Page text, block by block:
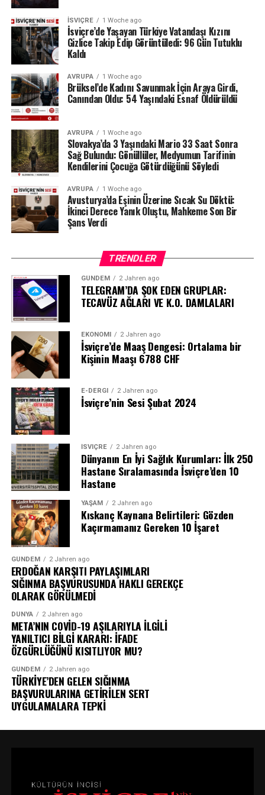
olmadığını savunan sanatçı, derneğin tüm harcama ve
belgelerinin şeffaf olduğunu, İçişleri Bakanlığı
tarafından da düzenli olarak denetlendiğini hatırlattı.
Milyonlarca liralık para transferleri ve şoförün iddiaları
üzerinden derinleşen soruşturmada gözler, yargı
makamlarının atacağı bir sonraki adıma çevrilmiş
durumda.#ahbap #sondakika
İSVIÇRE 1 Woche ago
İsviçre’de Yaşayan Türkiye Vatandaşı Kızını
Gizlice Takip Edip Görüntüledi: 96 Gün Tutuklu
Kaldı
AVRUPA 1 Woche ago
Brüksel’de Kadını Savunmak İçin Araya Girdi,
Canından Oldu: 54 Yaşındaki Esnaf Öldürüldü
AVRUPA 1 Woche ago
Slovakya’da 3 Yaşındaki Mario 33 Saat Sonra
Sağ Bulundu: Gönüllüler, Medyumun Tarifinin
Kendilerini Çocuğa Götürdüğünü Söyledi
AVRUPA 1 Woche ago
Avusturya’da Eşinin Üzerine Sıcak Su Döktü:
İkinci Derece Yanık Oluştu, Mahkeme Son Bir
Şans Verdi
TRENDLER
GÜNDEM 2 Jahren ago
TELEGRAM’DA ŞOK EDEN GRUPLAR:
TECAVÜZ AĞLARI VE K.O. DAMLALARI
EKONOMI 2 Jahren ago
İsviçre’de Maaş Dengesi: Ortalama bir
Kişinin Maaşı 6788 CHF
E-DERGI 2 Jahren ago
İsviçre’nin Sesi Şubat 2024
İSVIÇRE 2 Jahren ago
Dünyanın En İyi Sağlık Kurumları: İlk 250
Hastane Sıralamasında İsviçre’den 10
Hastane
YAŞAM 2 Jahren ago
Kıskanç Kaynana Belirtileri: Gözden
Kaçırmamanız Gereken 10 İşaret
GÜNDEM 2 Jahren ago
ERDOĞAN KARŞITI PAYLAŞIMLARI
SIĞINMA BAŞVURUSUNDA HAKLI GEREKÇE
OLARAK GÖRÜLMEDİ
DÜNYA 2 Jahren ago
META’NIN COVİD-19 AŞILARIYLA İLGİLİ
YANILTICI BİLGİ KARARI: İFADE
ÖZGÜRLÜĞÜNÜ KISITLIYOR MU?
GÜNDEM 2 Jahren ago
TÜRKİYE’DEN GELEN SIĞINMA
BAŞVURULARINA GETİRİLEN SERT
UYGULAMALARA TEPKİ